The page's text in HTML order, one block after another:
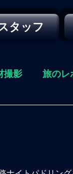
タッフ
撮影 旅のレ